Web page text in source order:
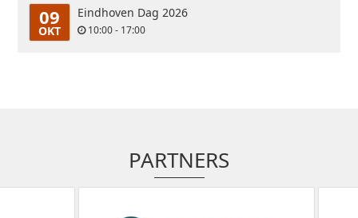
09
OKT
Eindhoven Dag 2026
10:00 - 17:00
PARTNERS